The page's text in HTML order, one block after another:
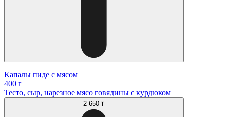
Капалы пиде с мясом
400 г
Тесто, сыр, нарезное мясо говядины с курдюком
2 650 ₸